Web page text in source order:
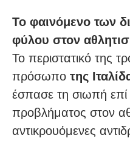
Το φαινόμενο των
φύλου στον
Το περιστατικό της
πρόσωπο της
έσπασε τη σιωπή
προβλήματος στον
αντικρουόμενες